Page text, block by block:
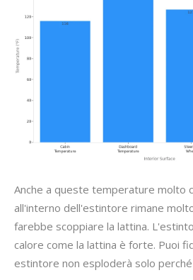
Anche a queste temperature molto
all'interno dell'estintore rimane
farebbe scoppiare la lattina.
calore come la lattina è forte. Puoi
estintore non esploderà solo